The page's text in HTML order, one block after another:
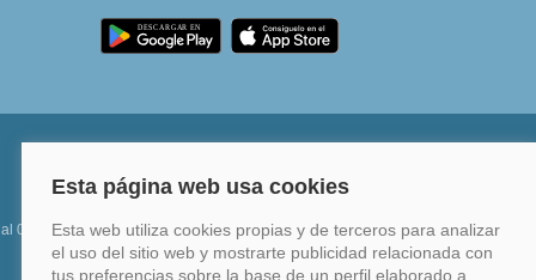
0%
Financia hasta en 12 meses o en 4 pagos sin
intereses